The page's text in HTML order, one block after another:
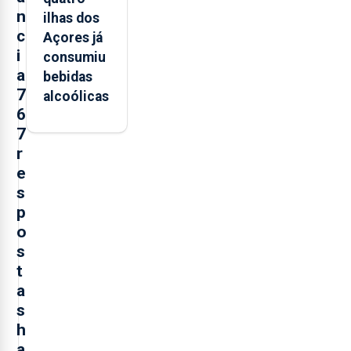
n
c
i
a
7
6
7
r
e
s
p
o
s
t
a
s
h
ilhas dos
Açores já
consumiu
bebidas
alcoólicas